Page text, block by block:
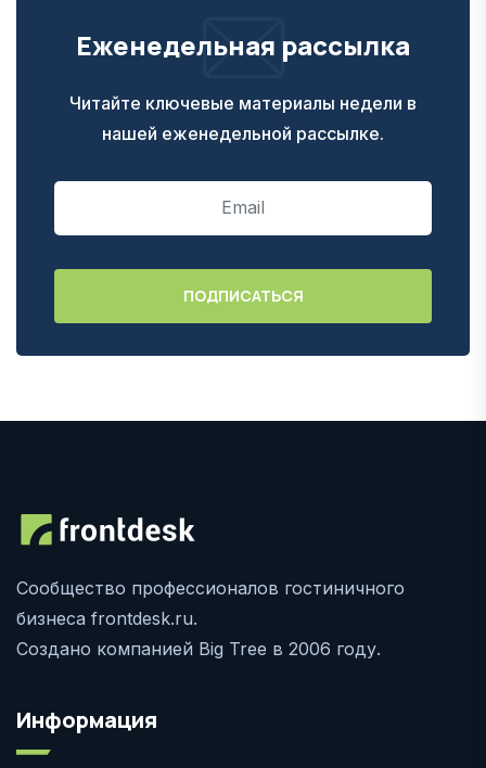
Еженедельная рассылка
Читайте ключевые материалы недели в
нашей еженедельной рассылке.
Сообщество профессионалов гостиничного
бизнеса frontdesk.ru.
Создано компанией Big Tree в 2006 году.
Информация